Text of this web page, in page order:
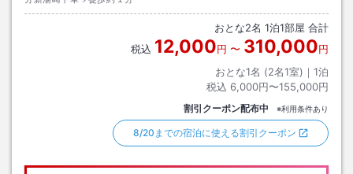
おとな2名 1泊1部屋 合計
税込 12,000円 〜 310,000円
おとな1名 (2名1室)｜ 1泊
税込 6,000円〜155,000円
割引クーポン配布中 ※利用条件あり
8/20までの宿泊に使える割引クーポン